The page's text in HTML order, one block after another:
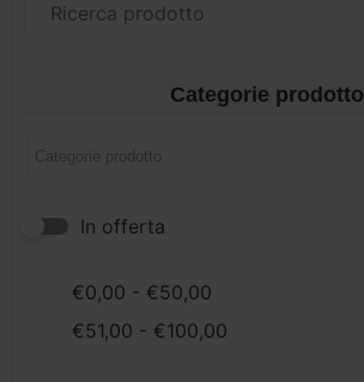
Categorie prodotto
In offerta
€0,00 - €50,00
€51,00 - €100,00